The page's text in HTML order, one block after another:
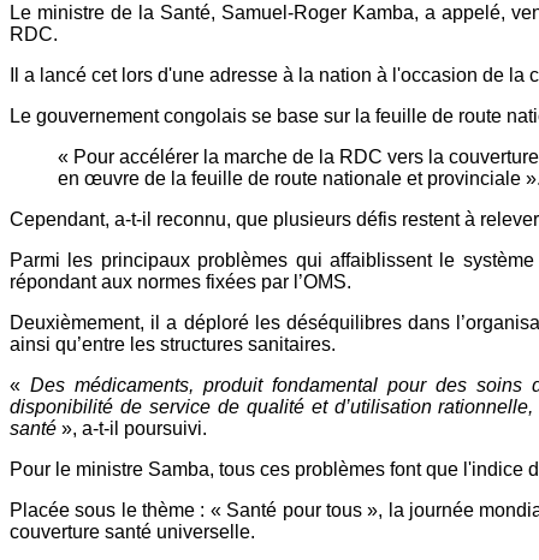
Le ministre de la Santé, Samuel-Roger Kamba, a appelé,
RDC.
Il a lancé cet lors d'une adresse à la nation à l'occasion de
Le gouvernement congolais se base sur la feuille de route
« Pour accélérer la marche de la RDC vers la
en œuvre de la feuille de route nationale et provinciale
Cependant, a-t-il reconnu, que plusieurs défis restent à
Parmi les principaux problèmes qui affaiblissent le
répondant aux normes fixées par l’OMS.
Deuxièmement, il a déploré les déséquilibres dans
ainsi qu’entre les structures sanitaires.
« Des médicaments, produit fondamental pour des soins
disponibilité de service de qualité et d’utilisation
santé », a-t-il poursuivi.
Pour le ministre Samba, tous ces problèmes font que
Placée sous le thème : « Santé pour tous », la journée
couverture santé universelle.